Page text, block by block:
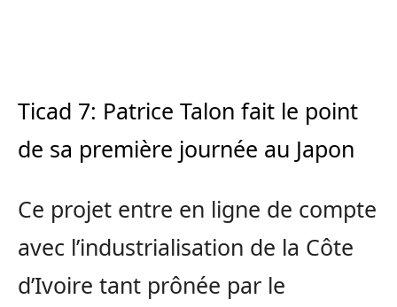
Ticad 7: Patrice Talon fait le point
de sa première journée au Japon
Ce projet entre en ligne de compte
avec l’industrialisation de la Côte
d’Ivoire tant prônée par le